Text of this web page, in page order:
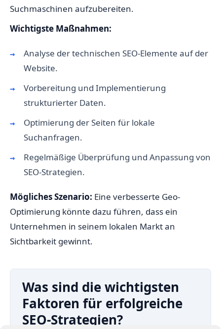
Suchmaschinen aufzubereiten.
Wichtigste Maßnahmen:
Analyse der technischen SEO-Elemente auf der
Website.
Vorbereitung und Implementierung
strukturierter Daten.
Optimierung der Seiten für lokale
Suchanfragen.
Regelmäßige Überprüfung und Anpassung von
SEO-Strategien.
Mögliches Szenario: Eine verbesserte Geo-
Optimierung könnte dazu führen, dass ein
Unternehmen in seinem lokalen Markt an
Sichtbarkeit gewinnt.
Was sind die wichtigsten
Faktoren für erfolgreiche
SEO-Strategien?